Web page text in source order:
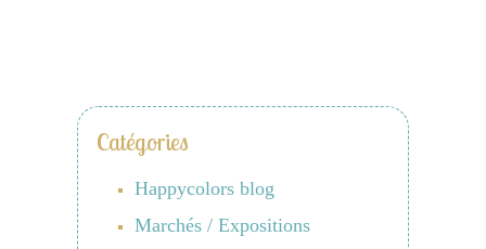
Catégories
Happycolors blog
Marchés / Expositions